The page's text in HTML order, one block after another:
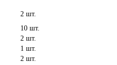
2 шт.
10 шт.
2 шт.
1 шт.
2 шт.